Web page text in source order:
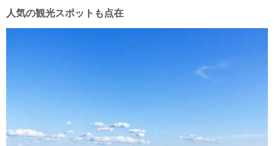
人気の観光スポットも点在